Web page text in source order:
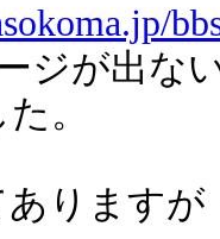
ジが出な
。
りますが